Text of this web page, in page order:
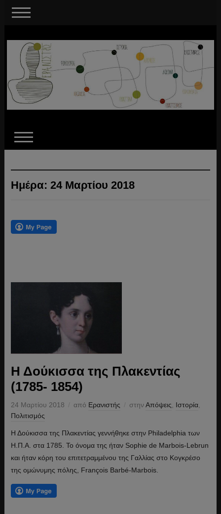
Ημέρα: 24 Μαρτίου 2018
Η Δούκισσα της Πλακεντίας
(1785- 1854)
24 Μαρτίου 2018 από Ερανιστής στηνΑπόψεις Ιστορία,
Πολιτισμός
Η Δούκισσα της Πλακεντίας γεννήθηκε στην Philadelphia των
Η.Π.Α. στα 1785. Το όνομα της ήταν Sophie de Marbois-Lebrun
και ήταν κόρη του επιτετραμμένου της Γαλλίας στο Κογκρέσο
της ομώνυμης πόλης, François Barbé-Marbois.